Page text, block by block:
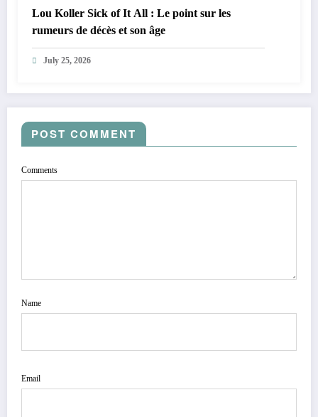
Lou Koller Sick of It All : Le point sur les
rumeurs de décès et son âge
July 25, 2026
POST COMMENT
Comments
Name
Email